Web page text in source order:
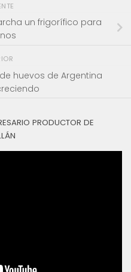
un frigorífico para
huevos de Argentina
PRODUCTOR DE